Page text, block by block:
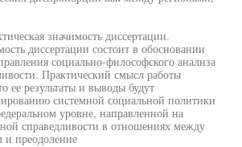
значимость диссертации.
диссертации состоит в обосновании
социально-философского анализа
Практический смысл работы
ее результаты и выводы будут
системной социальной политики
уровне, направленной на
справедливости в отношениях между
и преодоление